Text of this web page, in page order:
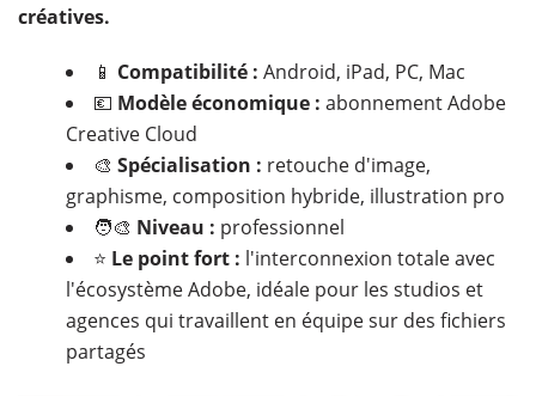
créatives.
📱 Compatibilité : Android, iPad, PC, Mac
💶 Modèle économique : abonnement Adobe
Creative Cloud
🎨 Spécialisation : retouche d'image,
graphisme, composition hybride, illustration pro
🧑‍🎨 Niveau : professionnel
⭐ Le point fort : l'interconnexion totale avec
l'écosystème Adobe, idéale pour les studios et
agences qui travaillent en équipe sur des fichiers
partagés